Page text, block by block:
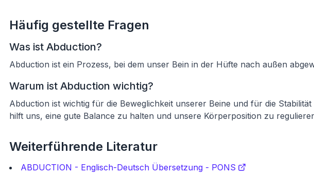
Häufig gestellte Fragen
Was ist Abduction?
Abduction ist ein Prozess, bei dem unser Bein in der Hüfte nach außen
Warum ist Abduction wichtig?
Abduction ist wichtig für die Beweglichkeit unserer Beine und für die
hilft uns, eine gute Balance zu halten und unsere Körperposition zu
Weiterführende Literatur
ABDUCTION - Englisch-Deutsch Übersetzung - PONS